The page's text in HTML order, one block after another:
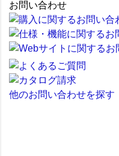
お問い合わせ
他のお問い合わせを探す